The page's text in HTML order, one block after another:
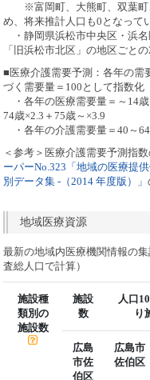
※富岡町、大熊町、双葉町
め、将来推計人口も0となって
・静岡県浜松市中央区・浜
「旧浜松市北区」の地区ごと
■医療介護需要予測：各年の需
づく需要量＝100として指数化
・各年の医療需要量＝～14歳
74歳×2.3＋75歳～×3.9
・各年の介護需要量＝40～
＜参考＞医療介護需要予測指数
ーパーNo.323「地域の医療提
別データ集 -（2014 年度版）」
地域医療資源
最新の地域内医療機関情報の
査総人口で計算）
施設種
類別の
施設数
施設
数
人口
り
広島
市佐
伯区
広島市
佐伯区